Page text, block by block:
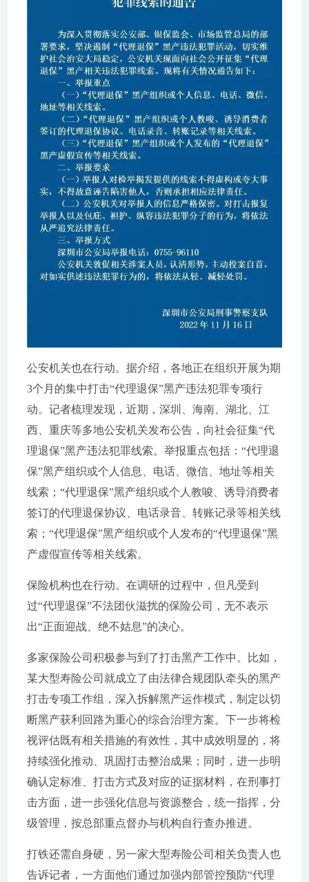
公安机关也在行动。据介绍，各地正在组织开展为期
3个月的集中打击“代理退保”黑产违法犯罪专项行
动。记者梳理发现，近期，深圳、海南、湖北、江
西、重庆等多地公安机关发布公告，向社会征集“代
理退保”黑产违法犯罪线索。举报重点包括：“代理退
保”黑产组织或个人信息、电话、微信、地址等相关
线索；“代理退保”黑产组织或个人教唆、诱导消费者
签订的代理退保协议、电话录音、转账记录等相关线
索；“代理退保”黑产组织或个人发布的“代理退保”黑
产虚假宣传等相关线索。
保险机构也在行动。在调研的过程中，但凡受到
过“代理退保”不法团伙滋扰的保险公司，无不表示
出“正面迎战、绝不姑息”的决心。
多家保险公司积极参与到了打击黑产工作中。比如，
某大型寿险公司就成立了由法律合规团队牵头的黑产
打击专项工作组，深入拆解黑产运作模式，制定以切
断黑产获利回路为重心的综合治理方案。下一步将检
视评估既有相关措施的有效性，其中成效明显的，将
持续强化推动、巩固打击整治成果；同时，进一步明
确认定标准、打击方式及对应的证据材料，在刑事打
击方面，进一步强化信息与资源整合，统一指挥，分
级管理，按总部重点督办与机构自行查办推进。
打铁还需自身硬，另一家大型寿险公司相关负责人也
告诉记者，一方面他们通过加强内部管控预防“代理